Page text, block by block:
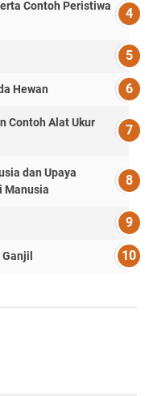
Contoh Peristiwa
Hewan
Contoh Alat Ukur
dan Upaya
Manusia